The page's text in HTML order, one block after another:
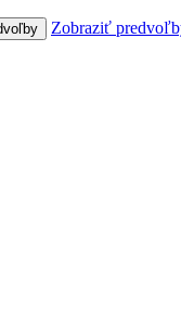
Zobraziť